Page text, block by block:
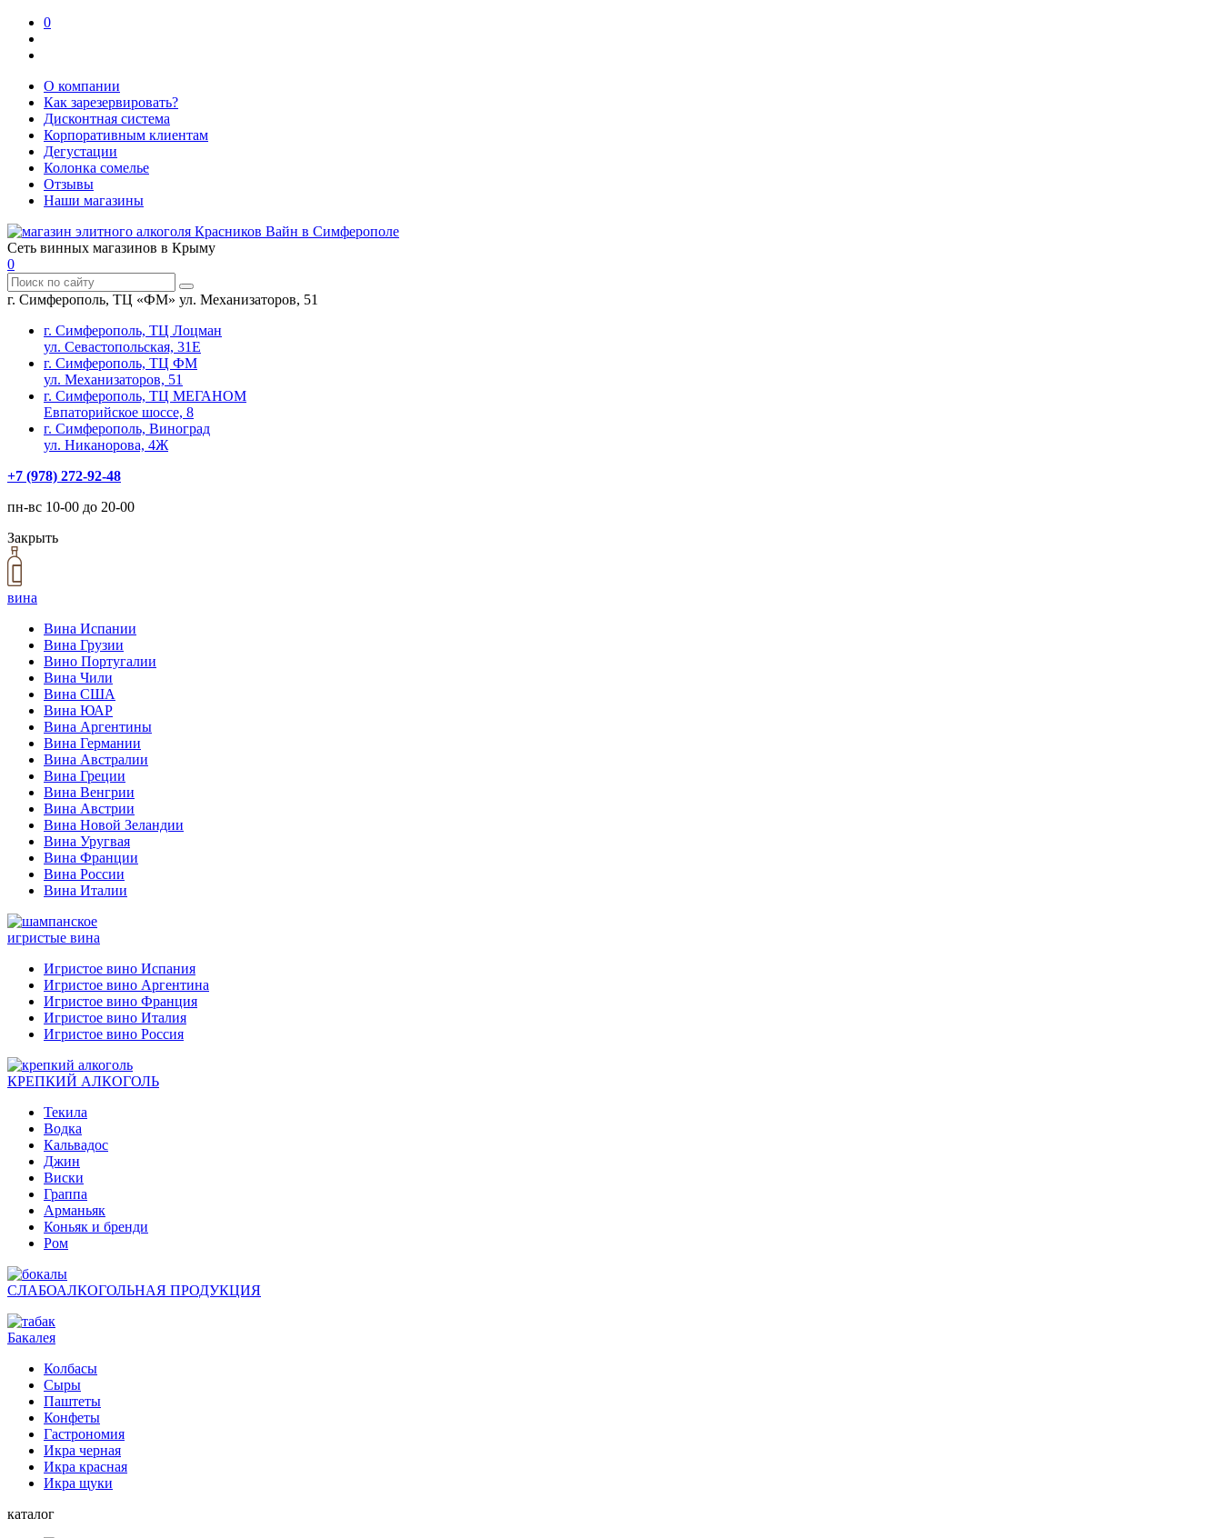
0
О компании
Как зарезервировать?
Дисконтная система
Корпоративным клиентам
Дегустации
Колонка сомелье
Отзывы
Наши магазины
Сеть винных магазинов в Крыму
0
г. Симферополь, ТЦ «ФМ» ул. Механизаторов, 51
г. Симферополь, ТЦ Лоцман
ул. Севастопольская, 31Е
г. Симферополь, ТЦ ФМ
ул. Механизаторов, 51
г. Симферополь, ТЦ МЕГАНОМ
Евпаторийское шоссе, 8
г. Симферополь, Виноград
ул. Никанорова, 4Ж
+7 (978) 272-92-48
пн-вс 10-00 до 20-00
Закрыть
вина
Вина Испании
Вина Грузии
Вино Португалии
Вина Чили
Вина США
Вина ЮАР
Вина Аргентины
Вина Германии
Вина Австралии
Вина Греции
Вина Венгрии
Вина Австрии
Вина Новой Зеландии
Вина Уругвая
Вина Франции
Вина России
Вина Италии
игристые вина
Игристое вино Испания
Игристое вино Аргентина
Игристое вино Франция
Игристое вино Италия
Игристое вино Россия
КРЕПКИЙ АЛКОГОЛЬ
Текила
Водка
Кальвадос
Джин
Виски
Граппа
Арманьяк
Коньяк и бренди
Ром
СЛАБОАЛКОГОЛЬНАЯ ПРОДУКЦИЯ
Бакалея
Колбасы
Сыры
Паштеты
Конфеты
Гастрономия
Икра черная
Икра красная
Икра щуки
каталог